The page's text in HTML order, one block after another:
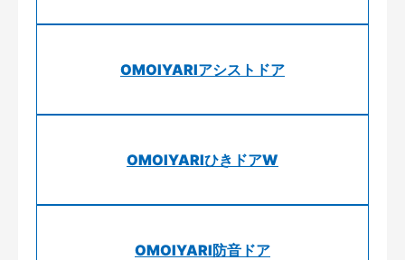
OMOIYARIアシストドア
OMOIYARIひきドアW
OMOIYARI防音ドア